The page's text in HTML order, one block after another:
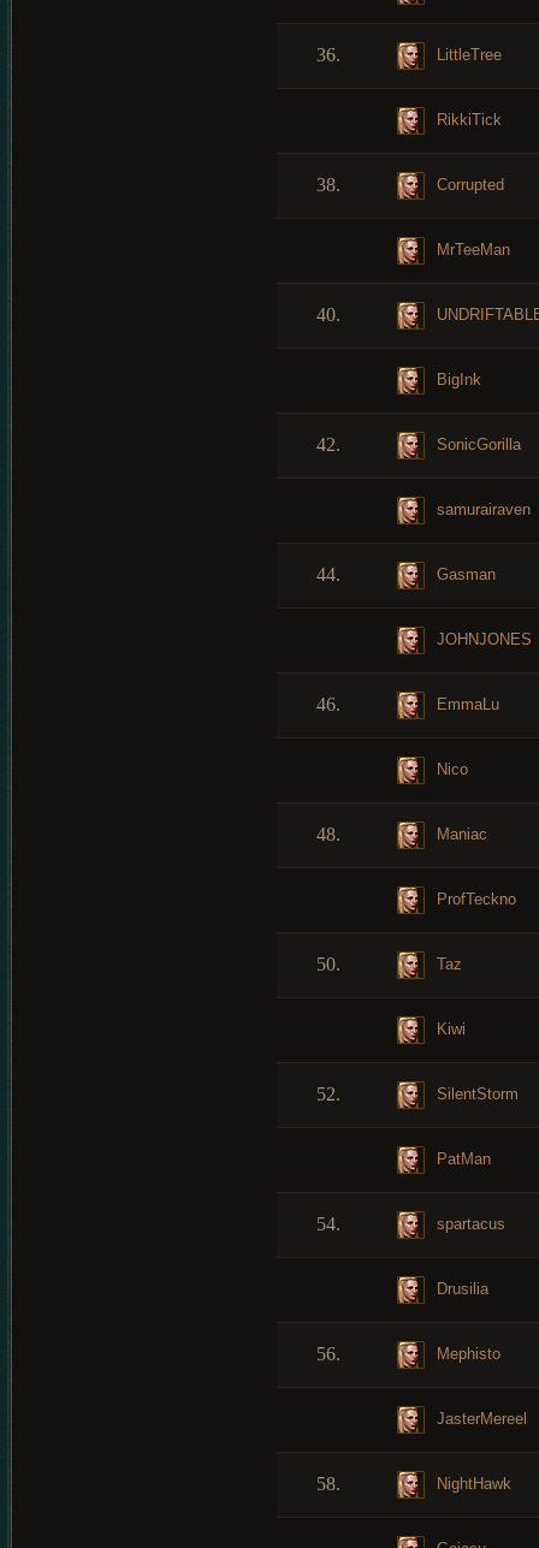
36. LittleTree
RikkiTick
38. Corrupted
MrTeeMan
40.
BigInk
42. SonicGorilla
samurairaven
44. Gasman
JOHNJONES
46. EmmaLu
Nico
48. Maniac
ProfTeckno
50. Taz
Kiwi
52. SilentStorm
PatMan
54. spartacus
Drusilia
56. Mephisto
JasterMereel
58. NightHawk